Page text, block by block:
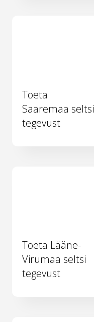
Toeta
Saaremaa seltsi
tegevust
Toeta Lääne-
Virumaa seltsi
tegevust